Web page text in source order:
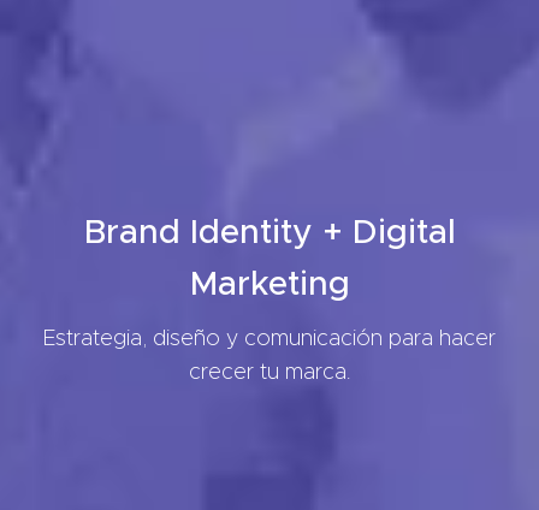
Brand Identity + Digital
Marketing
Estrategia, diseño y comunicación para hacer
crecer tu marca.